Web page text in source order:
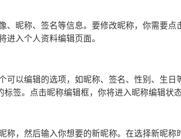
昵称、签名等信息。要修改昵称，你需要点
进入个人资料编辑页面。
可以编辑的选项，如昵称、签名、性别、生
签。点击昵称编辑框，你将进入昵称编辑状态
称，然后输入你想要的新昵称。在选择新昵称